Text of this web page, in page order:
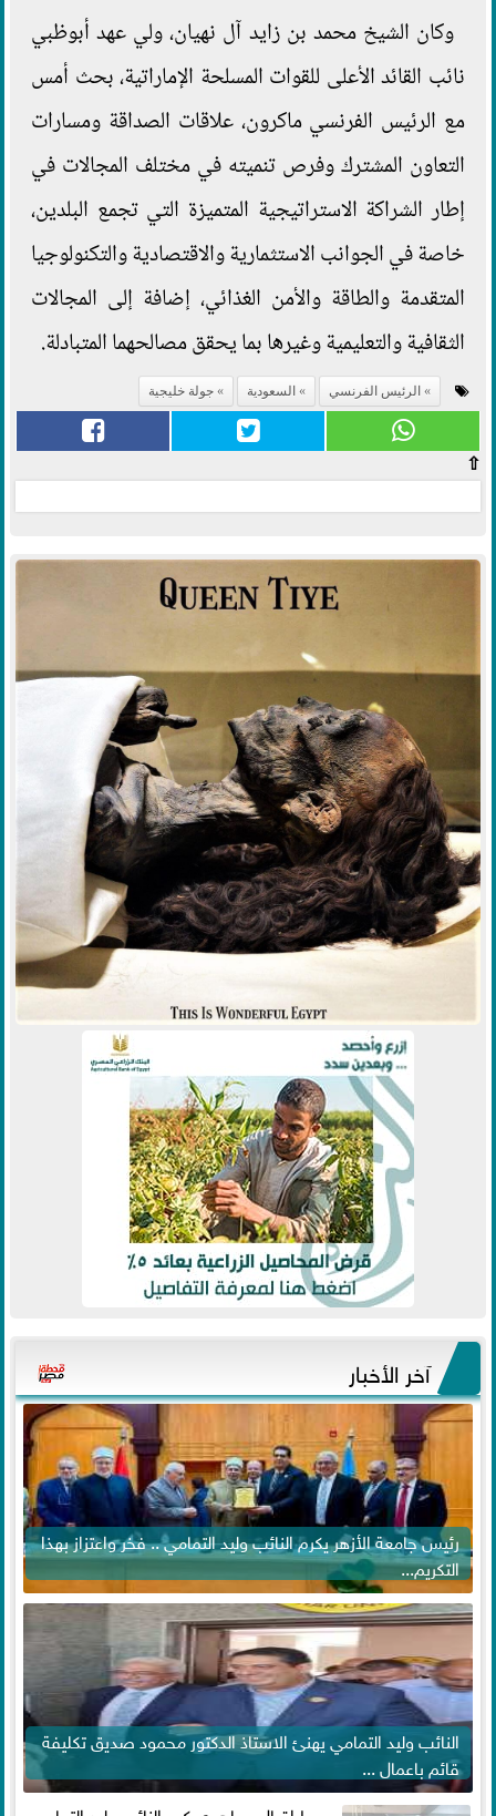
وكان الشيخ محمد بن زايد آل نهيان، ولي عهد أبوظبي
نائب القائد الأعلى للقوات المسلحة الإماراتية، بحث أمس
مع الرئيس الفرنسي ماكرون، علاقات الصداقة ومسارات
التعاون المشترك وفرص تنميته في مختلف المجالات في
إطار الشراكة الاستراتيجية المتميزة التي تجمع البلدين،
خاصة في الجوانب الاستثمارية والاقتصادية والتكنولوجيا
المتقدمة والطاقة والأمن الغذائي، إضافة إلى المجالات
الثقافية والتعليمية وغيرها بما يحقق مصالحهما المتبادلة.
الرئيس الفرنسي السعودية جولة خليجية
⇧
آخر الأخبار
رئيس جامعة الأزهر يكرم النائب وليد التمامي .. فخر واعتزاز بهذا
التكريم...
النائب وليد التمامي يهنئ الاستاذ الدكتور محمود صديق تكليفة
قائم باعمال ...